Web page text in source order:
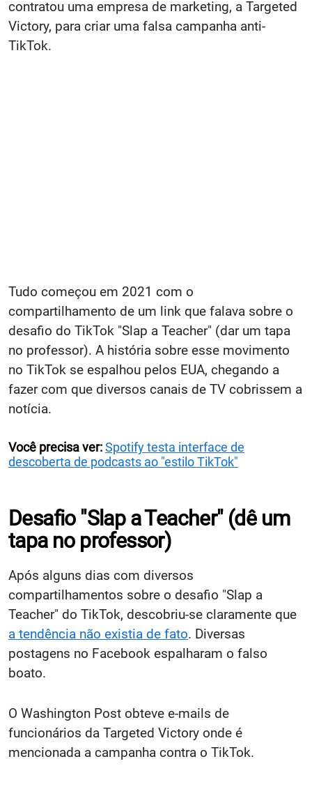
contratou uma empresa de marketing, a Targeted
Victory, para criar uma falsa campanha anti-
TikTok.
Tudo começou em 2021 com o
compartilhamento de um link que falava sobre o
desafio do TikTok "Slap a Teacher" (dar um tapa
no professor). A história sobre esse movimento
no TikTok se espalhou pelos EUA, chegando a
fazer com que diversos canais de TV cobrissem a
notícia.
Você precisa ver:Spotify testa interface de
descoberta de podcasts ao "estilo TikTok"
Desafio "Slap a Teacher" (dê um
tapa no professor)
Após alguns dias com diversos
compartilhamentos sobre o desafio "Slap a
Teacher" do TikTok, descobriu-se claramente que
a tendência não existia de fato. Diversas
postagens no Facebook espalharam o falso
boato.
O Washington Post obteve e-mails de
funcionários da Targeted Victory onde é
mencionada a campanha contra o TikTok.